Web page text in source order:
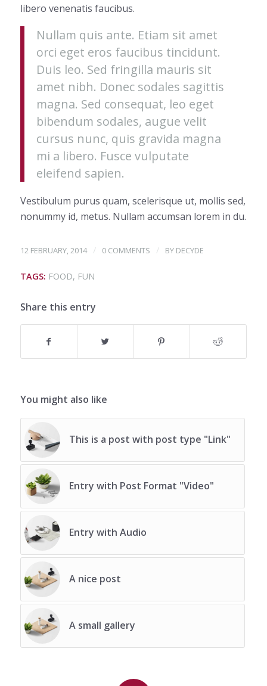
libero venenatis faucibus.
Nullam quis ante. Etiam sit amet
orci eget eros faucibus tincidunt.
Duis leo. Sed fringilla mauris sit
amet nibh. Donec sodales sagittis
magna. Sed consequat, leo eget
bibendum sodales, augue velit
cursus nunc, quis gravida magna
mi a libero. Fusce vulputate
eleifend sapien.
Vestibulum purus quam, scelerisque ut, mollis sed,
nonummy id, metus. Nullam accumsan lorem in du.
12 FEBRUARY, 2014 / 0 COMMENTS / BY DECYDE
TAGS: FOOD, FUN
Share this entry
You might also like
This is a post with post type "Link"
Entry with Post Format "Video"
Entry with Audio
A nice post
A small gallery